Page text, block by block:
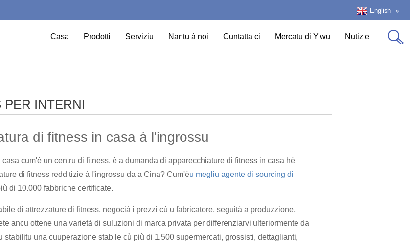
English
Casa Prodotti Serviziu Nantu à noi Cuntatta ci Mercatu di Yiwu Nutizie
PER INTERNI
di fitness in casa à l'ingrossu
cum'è un centru di fitness, è a dumanda di apparecchiature di fitness in casa hè
di fitness redditizie à l'ingrossu da a Cina? Cum'èu megliu agente di sourcing di
di 10.000 fabbriche certificate.
di attrezzature di fitness, negocià i prezzi cù u fabricatore, seguità a produzzione,
ancu ottene una varietà di suluzioni di marca privata per differenziarvi ulteriormente da
stabilitu una cuuperazione stabile cù più di 1.500 supermercati, grossisti, dettaglianti,